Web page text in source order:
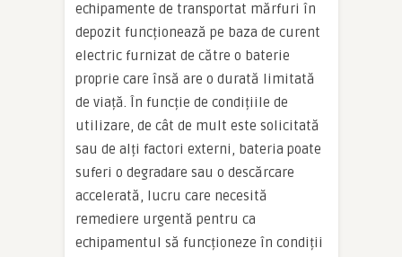
echipamente de transportat mărfuri în
depozit funcționează pe baza de curent
electric furnizat de către o baterie
proprie care însă are o durată limitată
de viață. În funcție de condițiile de
utilizare, de cât de mult este solicitată
sau de alți factori externi, bateria poate
suferi o degradare sau o descărcare
accelerată, lucru care necesită
remediere urgentă pentru ca
echipamentul să funcționeze în condiții